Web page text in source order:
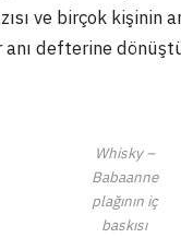
ve birçok kişinin
anı defterine
Whisky –
Babaanne
plağının iç
baskısı